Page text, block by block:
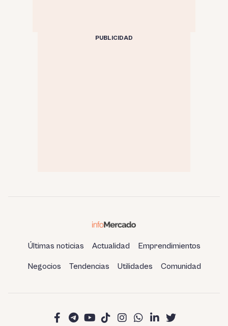
PUBLICIDAD
Últimas noticias Actualidad Emprendimientos
Negocios Tendencias Utilidades Comunidad